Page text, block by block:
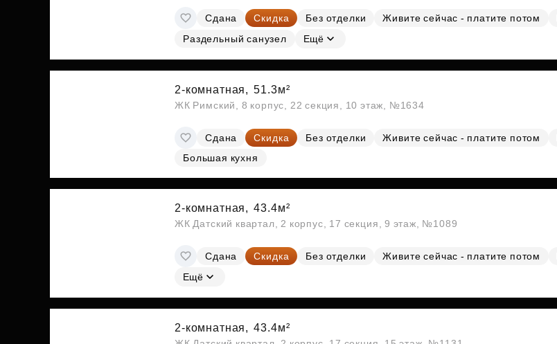
Сдана Скидка Без отделки Живите сейчас - платите потом
Раздельный санузел
Ещё
2-комнатная, 51.3м²
ЖК Римский, 8 корпус, 22 секция, 10 этаж, №1634
Сдана Скидка Без отделки Живите сейчас - платите потом
Большая кухня
2-комнатная, 43.4м²
ЖК Датский квартал, 2 корпус, 17 секция, 9 этаж, №1089
Сдана Скидка Без отделки Живите сейчас - платите потом
Ещё
2-комнатная, 43.4м²